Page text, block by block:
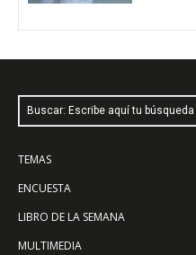
Buscar: Escribe aquí tu búsqueda
TEMAS
ENCUESTA
LIBRO DE LA SEMANA
MULTIMEDIA